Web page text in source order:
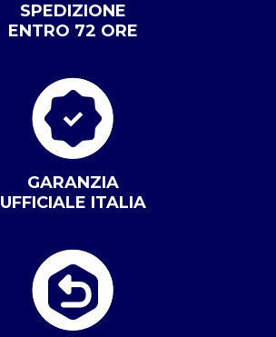
SPEDIZIONE
ENTRO 72 ORE
GARANZIA
UFFICIALE ITALIA